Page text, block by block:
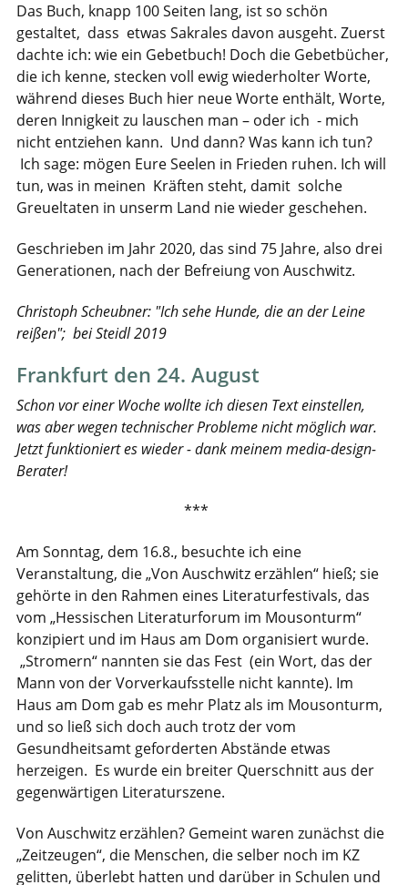
Das Buch, knapp 100 Seiten lang, ist so schön
gestaltet, dass etwas Sakrales davon ausgeht. Zuerst
dachte ich: wie ein Gebetbuch! Doch die Gebetbücher,
die ich kenne, stecken voll ewig wiederholter Worte,
während dieses Buch hier neue Worte enthält, Worte,
deren Innigkeit zu lauschen man – oder ich - mich
nicht entziehen kann. Und dann? Was kann ich tun?
Ich sage: mögen Eure Seelen in Frieden ruhen. Ich will
tun, was in meinen Kräften steht, damit solche
Greueltaten in unserm Land nie wieder geschehen.
Geschrieben im Jahr 2020, das sind 75 Jahre, also drei
Generationen, nach der Befreiung von Auschwitz.
Christoph Scheubner: "Ich sehe Hunde, die an der Leine
reißen"; bei Steidl 2019
Frankfurt den 24. August
Schon vor einer Woche wollte ich diesen Text einstellen,
was aber wegen technischer Probleme nicht möglich war.
Jetzt funktioniert es wieder - dank meinem media-design-
Berater!
***
Am Sonntag, dem 16.8., besuchte ich eine
Veranstaltung, die „Von Auschwitz erzählen“ hieß; sie
gehörte in den Rahmen eines Literaturfestivals, das
vom „Hessischen Literaturforum im Mousonturm“
konzipiert und im Haus am Dom organisiert wurde.
„Stromern“ nannten sie das Fest (ein Wort, das der
Mann von der Vorverkaufsstelle nicht kannte). Im
Haus am Dom gab es mehr Platz als im Mousonturm,
und so ließ sich doch auch trotz der vom
Gesundheitsamt geforderten Abstände etwas
herzeigen. Es wurde ein breiter Querschnitt aus der
gegenwärtigen Literaturszene.
Von Auschwitz erzählen? Gemeint waren zunächst die
„Zeitzeugen“, die Menschen, die selber noch im KZ
gelitten, überlebt hatten und darüber in Schulen und